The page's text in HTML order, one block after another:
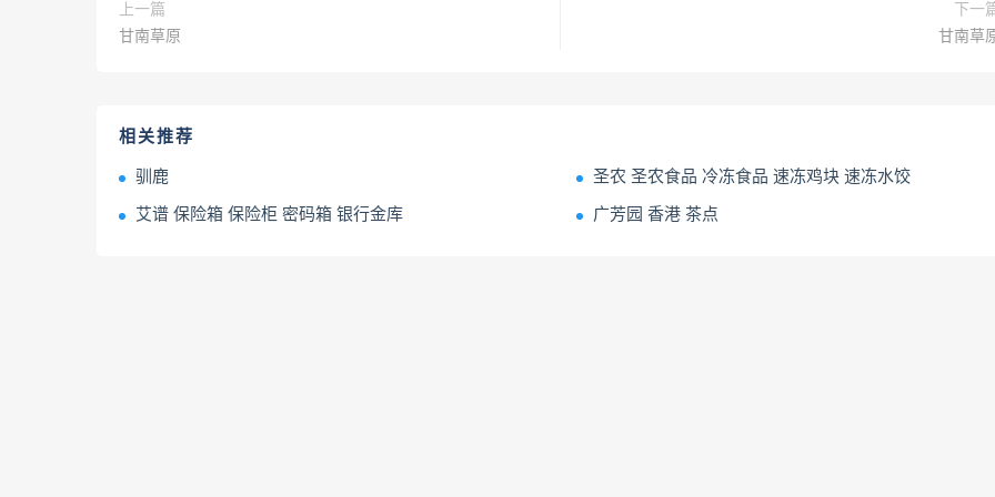
上一篇
甘南草原
下一
甘南草
相关推荐
驯鹿 圣农 圣农食品 冷冻食品 速冻鸡块 速冻水饺
艾谱 保险箱 保险柜 密码箱 银行金库 广芳园 香港 茶点